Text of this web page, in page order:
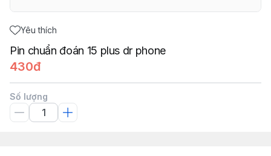
Yêu thích
Pin chuẩn đoán 15 plus dr phone
430đ
Số lượng